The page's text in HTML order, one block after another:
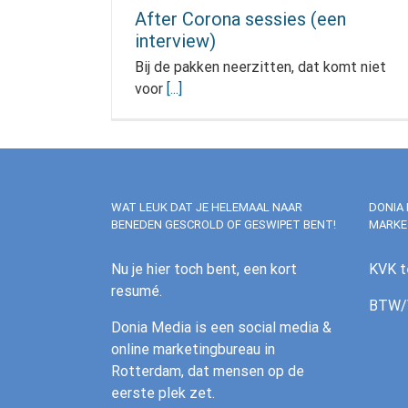
After Corona sessies (een
interview)
Bij de pakken neerzitten, dat komt niet
voor [...]
WAT LEUK DAT JE HELEMAAL NAAR
BENEDEN GESCROLD OF GESWIPET BENT!
Nu je hier toch bent, een kort
resumé.
Donia Media is een social media &
online marketingbureau in
Rotterdam, dat mensen op de
eerste plek zet.
DONIA
KVK